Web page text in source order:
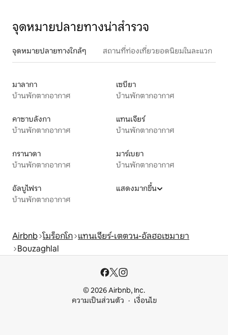
จุดหมายปลายทางน่าสำรวจ
จุดหมายปลายทางใกล้ๆ สถานที่ท่องเที่ยวยอดนิยมในละแวก
มาลากา
บ้านพักตากอากาศ
เซบียา
บ้านพักตากอากาศ
คาซาบลังกา
บ้านพักตากอากาศ
แทนเจียร์
บ้านพักตากอากาศ
กรานาดา
บ้านพักตากอากาศ
มาร์เบยา
บ้านพักตากอากาศ
อัลบูไฟรา
บ้านพักตากอากาศ
แสดงมากขึ้น
Airbnb โมร็อกโก แทนเจียร์-เตตวน-อัลฮอเซมายา
Bouzaghlal
© 2026 Airbnb, Inc.
ความเป็นส่วนตัว
เงื่อนไข